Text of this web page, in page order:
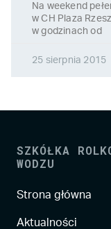
Na weekend
w CH Plaza
w godzinach od
25 sierpnia 2015
SZKÓŁKA
WODZU
Strona główna
Aktualności